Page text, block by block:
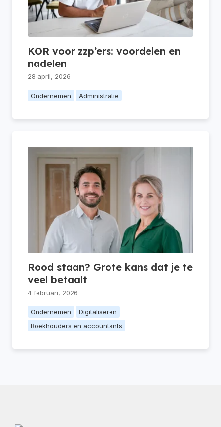
KOR voor zzp’ers: voordelen en
nadelen
28 april, 2026
Ondernemen Administratie
Rood staan? Grote kans dat je te
veel betaalt
4 februari, 2026
Ondernemen
Digitaliseren
Boekhouders en accountants